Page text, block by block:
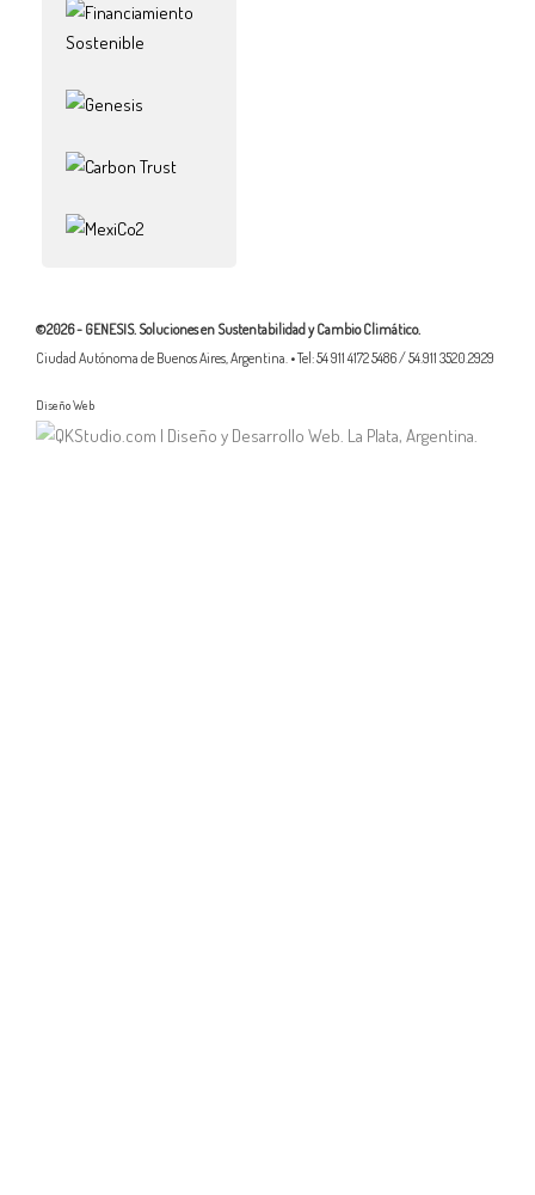
©2026 - GENESIS. Soluciones en Sustentabilidad y Cambio Climático.
Ciudad Autónoma de Buenos Aires, Argentina. • Tel: 54 911 4172 5486 / 54.911 3520.2929
Diseño Web